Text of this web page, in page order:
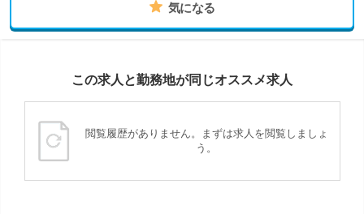
気になる
この求人と勤務地が同じオススメ求人
閲覧履歴がありません。まずは求人を閲覧しましょ
う。